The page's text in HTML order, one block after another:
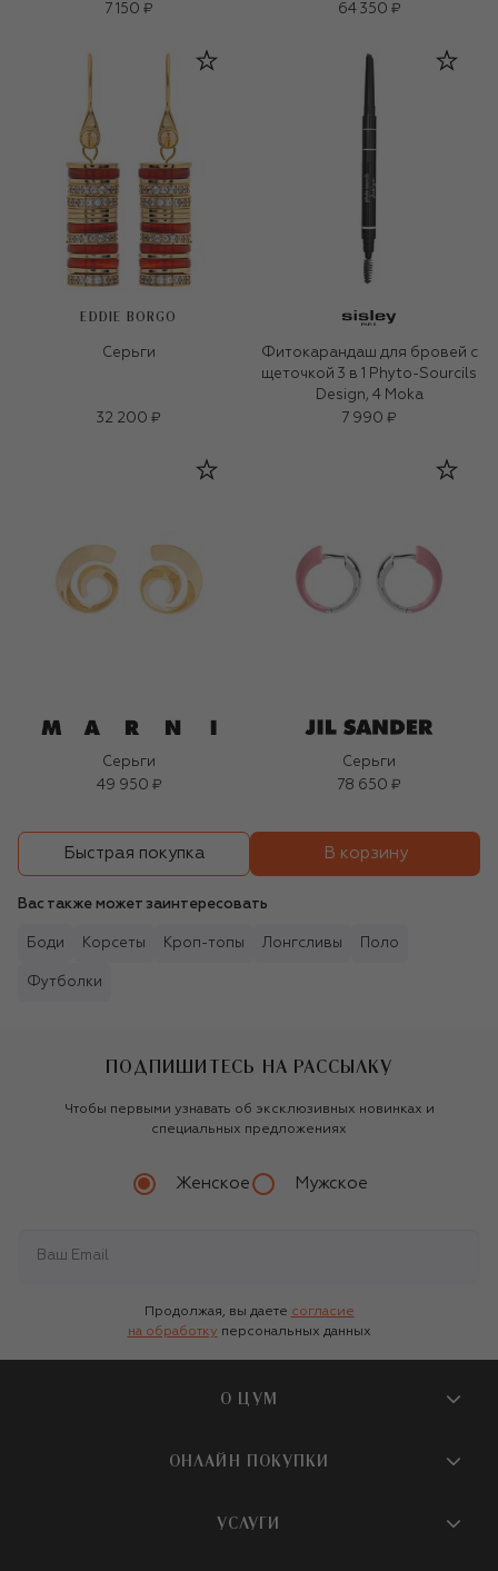
7 150 ₽
64 350 ₽
EDDIE BORGO
Серьги
32 200 ₽
Фитокарандаш для бровей с
щеточкой 3 в 1 Phyto-Sourcils
Design, 4 Moka
7 990 ₽
Серьги
49 950 ₽
Серьги
78 650 ₽
Быстрая покупка В корзину
Вас также может заинтересовать
Боди Корсеты Кроп-топы Лонгсливы Поло
Футболки
ПОДПИШИТЕСЬ НА РАССЫЛКУ
Чтобы первыми узнавать об эксклюзивных новинках и
специальных предложениях
Женское Мужское
Продолжая, вы даете согласие
на обработку персональных данных
О ЦУМ
О магазине
Бутики и ПВЗ ЦУМ
ОНЛАЙН ПОКУПКИ
УСЛУГИ